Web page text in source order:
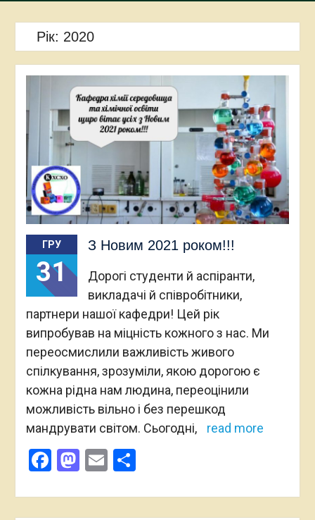
Рік: 2020
ГРУ
31
З Новим 2021 роком!!!
Дорогі студенти й аспіранти,
викладачі й співробітники,
партнери нашої кафедри! Цей рік
випробував на міцність кожного з нас. Ми
переосмислили важливість живого
спілкування, зрозуміли, якою дорогою є
кожна рідна нам людина, переоцінили
можливість вільно і без перешкод
мандрувати світом. Сьогодні,
read more
Facebook
Mastodon
EmailПоділитися